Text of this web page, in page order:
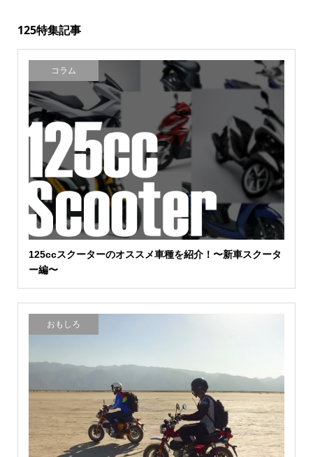
125特集記事
コラム
125ccスクーターのオススメ車種を紹介！〜新車スクータ
ー編〜
おもしろ